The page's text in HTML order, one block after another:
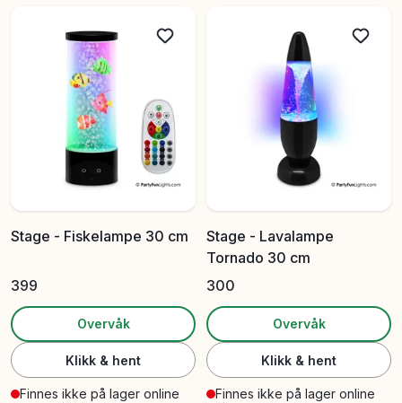
Stage - Fiskelampe 30 cm
399
Overvåk
Klikk & hent
Finnes ikke på lager online
Stage - Lavalampe
Tornado 30 cm
300
Overvåk
Klikk & hent
Finnes ikke på lager online